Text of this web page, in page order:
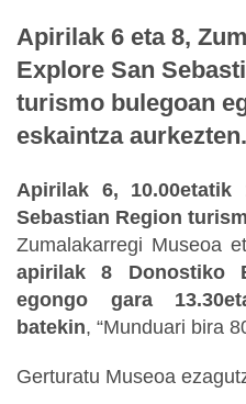
Apirilak 6 eta 8,
Explore San
turismo bulegoan
eskaintza aurkezten.
Apirilak 6, 10.00etatik
Sebastian Region
Zumalakarregi Museoa
apirilak 8 Donostiko
egongo gara
batekin, “Munduari bira
Gerturatu Museoa